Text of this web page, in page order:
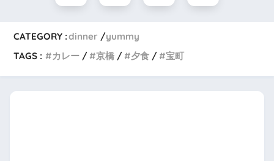
CATEGORY :dinner
yummy
TAGS :
カレー 京橋 夕食 宝町